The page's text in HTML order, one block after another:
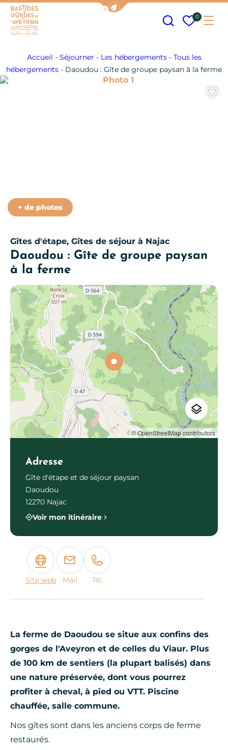
Afficher la barre de navigation
Mes
0
Accueil - Séjourner - Les hébergements- Tous les
hébergements - Daoudou : Gîte de groupe paysan à la ferme
Gîtes d'étape, Gîtes de séjour à Najac
Daoudou : Gîte de groupe paysan
à la ferme
Photo 1
+ de photos
La ferme de Daoudou se situe aux confins des
gorges de l'Aveyron et de celles du Viaur. Plus
de 100 km de sentiers (la plupart balisés) dans
une nature préservée, dont vous pourrez
profiter à cheval, à pied ou VTT. Piscine
chauffée, salle commune.
Nos gîtes sont dans les anciens corps de ferme
restaurés.
© OpenStreetMap contributors
Adresse
Gîte d'étape et de séjour paysan
Daoudou
12270 Najac
Voir mon itinéraire
Site web Mail Tél.